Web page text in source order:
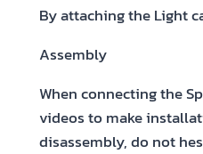
By attaching the Light
Assembly
When connecting the
videos to make
disassembly, do not